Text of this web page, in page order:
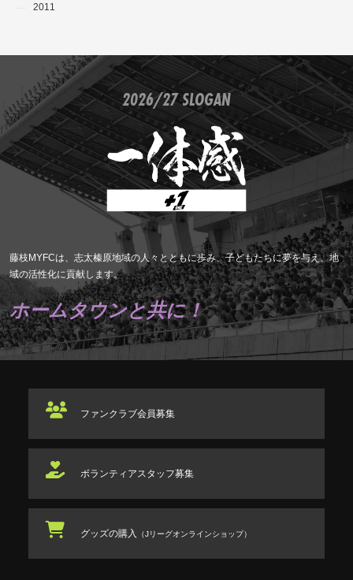
2011
2026/27 SLOGAN
藤枝MYFCは、志太榛原地域の人々とともに歩み、子どもたちに夢を与え、地
域の活性化に貢献します。
ホームタウンと共に！
ファンクラブ会員募集
ボランティアスタッフ募集
グッズの購入 （Jリーグオンラインショップ）